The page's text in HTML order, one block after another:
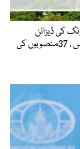
کی ڈیزائن
ویٹنگ کمیٹی کے سال 2026میں 7اجلاس ، 37منصوبوں کی